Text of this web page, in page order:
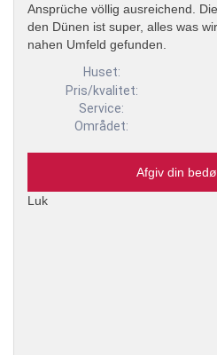
Ansprüche völlig ausreichend.
den Dünen ist super, alles was
nahen Umfeld gefunden.
Huset:
Pris/kvalitet:
Service:
Området:
Afgiv din
Luk